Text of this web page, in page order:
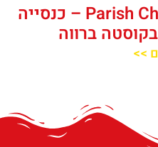
‪‪Parish Church of Sant Roma‬‬ – כנסייה
ברווה
>>